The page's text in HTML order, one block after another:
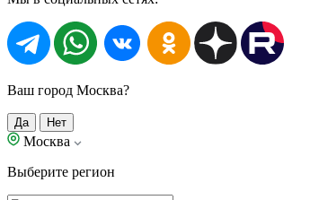
Ваш город Москва?
Да Нет
Москва
Выберите регион